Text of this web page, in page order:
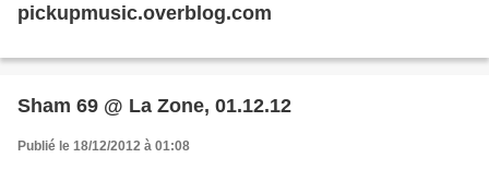
pickupmusic.overblog.com
Sham 69 @ La Zone, 01.12.12
Publié le 18/12/2012 à 01:08